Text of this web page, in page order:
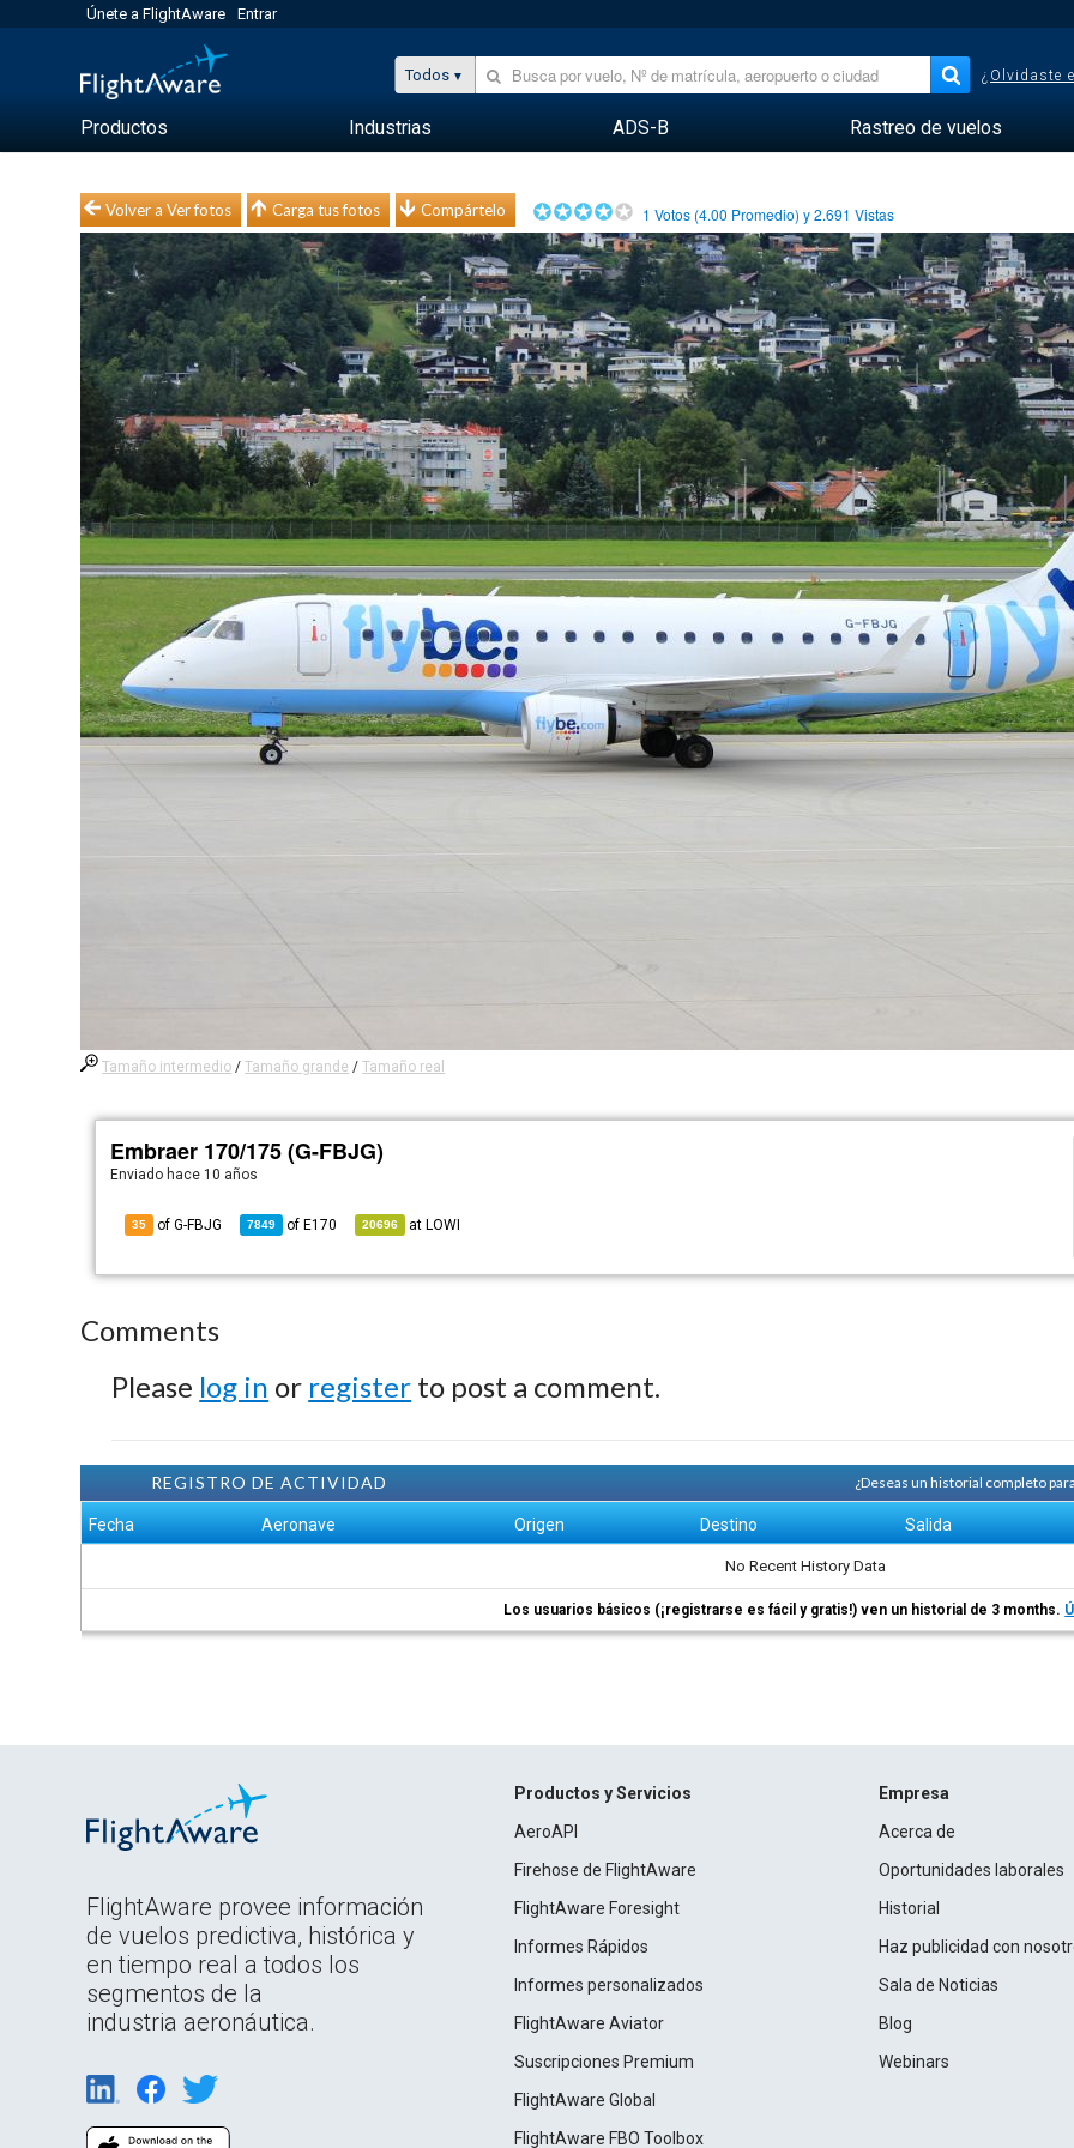
Únete a FlightAware Entrar
Todos ¿Olvidaste
Productos Industrias ADS-B Rastreo de vuelos
Volver a Ver fotos Carga tus fotos Compártelo 1 Votos (4.00 Promedio) y2.691 Vistas
Tamaño intermedio /Tamaño grande /Tamaño real
Embraer 170/175 (G-FBJG)
Enviado hace 10 años
35 of G-FBJG 7849 of E170 20696 at LOWI
Comments
Please log in or register to post a comment.
REGISTRO DE ACTIVIDAD ¿Deseas un historial completo
Fecha Aeronave Origen Destino Salida
No Recent History Data
Los usuarios básicos (¡registrarse es fácil y gratis!) ven un historial de 3 months.
FlightAware provee información
de vuelos predictiva, histórica y
en tiempo real a todos los
segmentos de la
industria aeronáutica.
Productos y Servicios
AeroAPI
Firehose de FlightAware
FlightAware Foresight
Informes Rápidos
Informes personalizados
FlightAware Aviator
Suscripciones Premium
FlightAware Global
FlightAware FBO Toolbox
Empresa
Acerca de
Oportunidades laborales
Historial
Haz publicidad con
Sala de Noticias
Blog
Webinars